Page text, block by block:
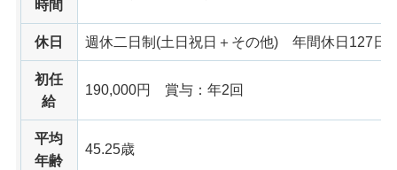
時間
休日 週休二日制(土日祝日＋その他) 年間休日127日
初任
給
190,000円 賞与：年2回
平均
年齢
45.25歳